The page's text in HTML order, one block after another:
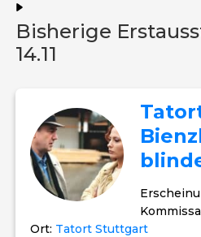
Bisherige
14.11
Ort: Tatort Stuttgart